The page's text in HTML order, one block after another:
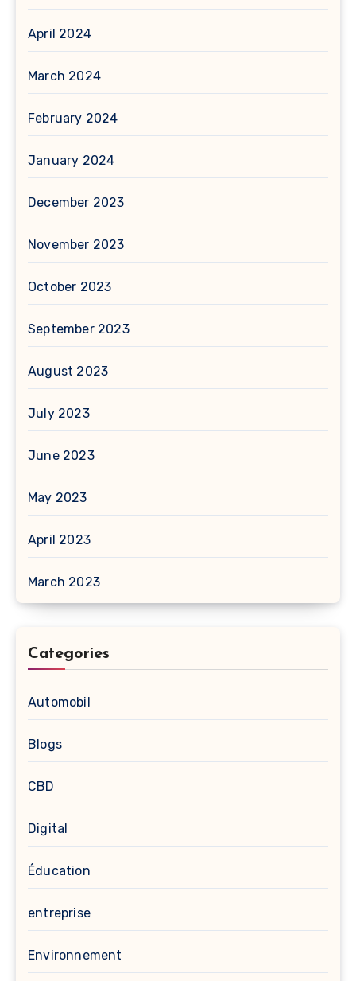
April 2024
March 2024
February 2024
January 2024
December 2023
November 2023
October 2023
September 2023
August 2023
July 2023
June 2023
May 2023
April 2023
March 2023
Categories
Automobil
Blogs
CBD
Digital
Éducation
entreprise
Environnement